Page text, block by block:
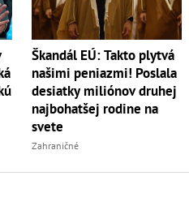
Škandál EÚ: Takto plytvá
našimi peniazmi! Poslala
desiatky miliónov druhej
najbohatšej rodine na
svete
Zahraničné